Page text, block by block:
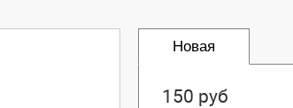
Новая
150 руб